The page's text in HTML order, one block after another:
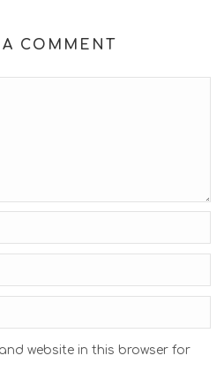
COMMENT
website in this browser for